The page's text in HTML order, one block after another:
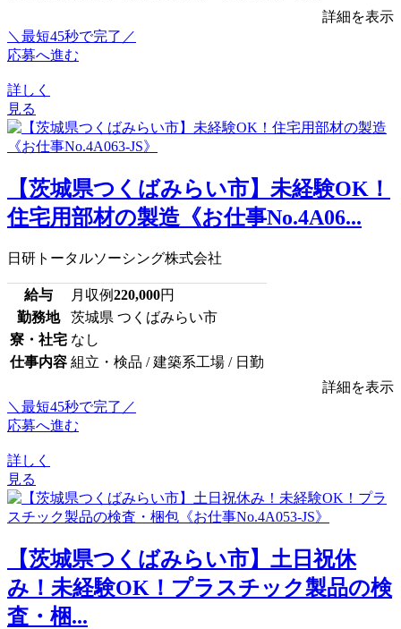
詳細を表示
＼最短45秒で完了／
応募へ進む
詳しく
見る
【茨城県つくばみらい市】未経験OK！
住宅用部材の製造《お仕事No.4A06...
日研トータルソーシング株式会社
給与 月収例220,000円
勤務地
茨城県 つくばみらい市
寮・社宅 なし
仕事内容 組立・検品 / 建築系工場 / 日勤
詳細を表示
＼最短45秒で完了／
応募へ進む
詳しく
見る
【茨城県つくばみらい市】土日祝休
み！未経験OK！プラスチック製品の検
査・梱...